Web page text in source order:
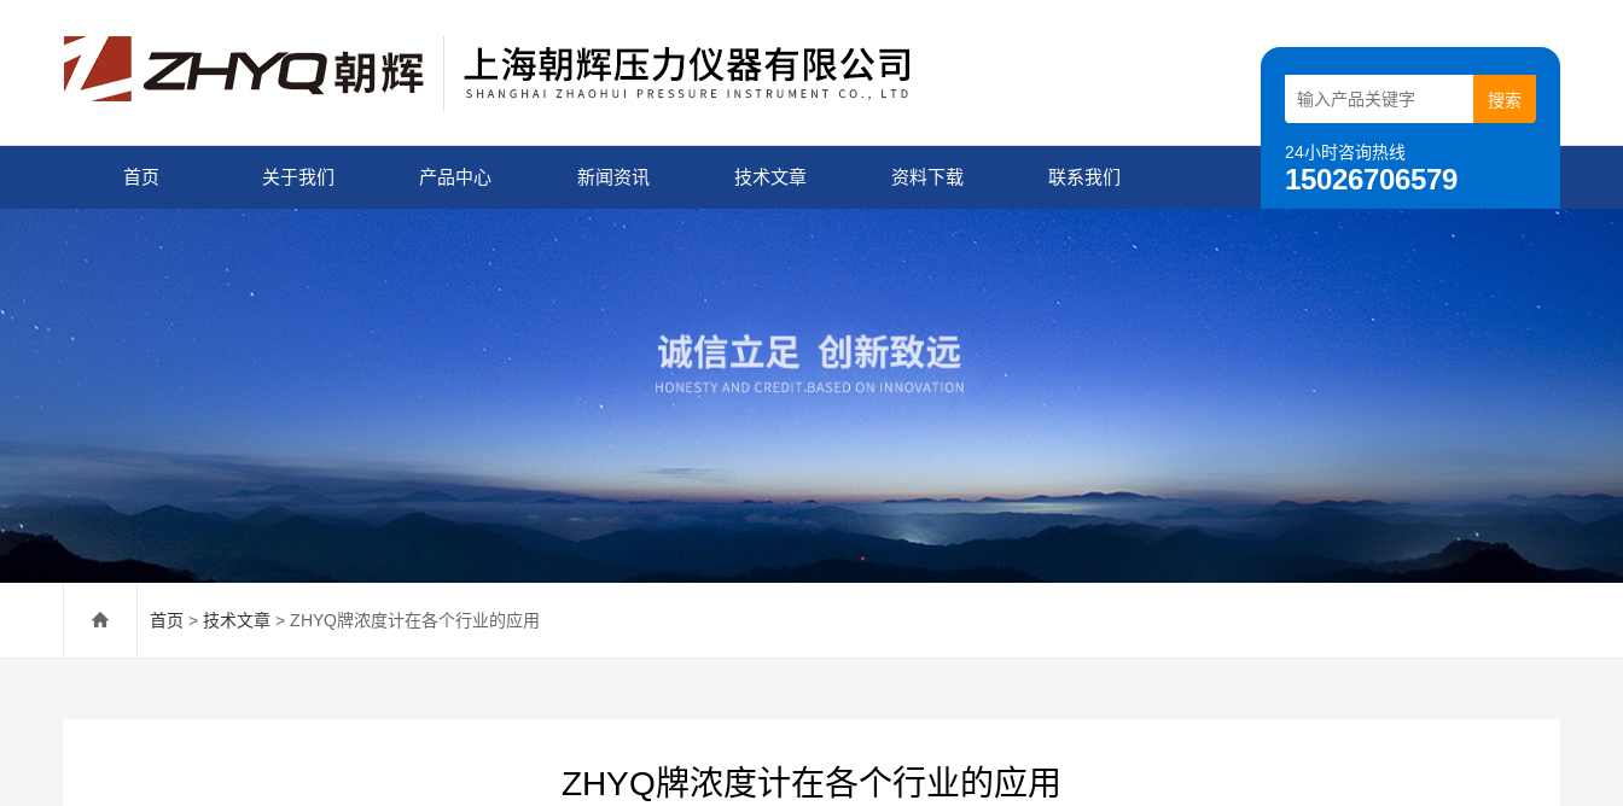
24小时咨询热线
15026706579
首页 关于我们 产品中心 新闻资讯 技术文章 资料下载 联系我们
首页 > 技术文章 > ZHYQ牌浓度计在各个行业的应用
ZHYQ牌浓度计在各个行业的应用